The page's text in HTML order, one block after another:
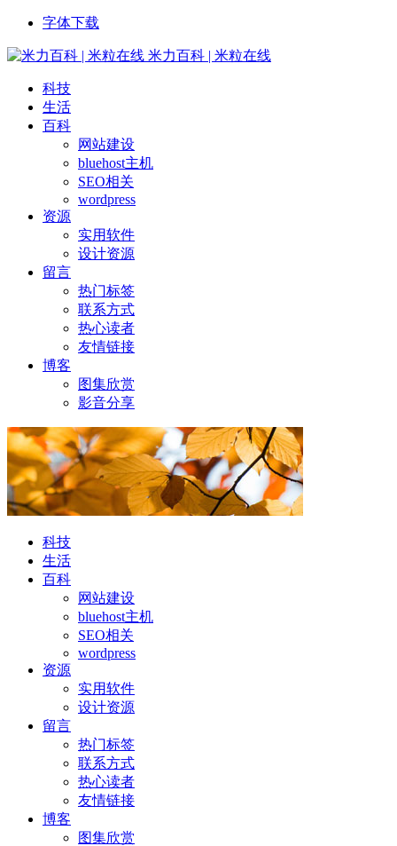
字体下载
米力百科 | 米粒在线
科技
生活
百科
网站建设
bluehost主机
SEO相关
wordpress
资源
实用软件
设计资源
留言
热门标签
联系方式
热心读者
友情链接
博客
图集欣赏
影音分享
科技
生活
百科
网站建设
bluehost主机
SEO相关
wordpress
资源
实用软件
设计资源
留言
热门标签
联系方式
热心读者
友情链接
博客
图集欣赏